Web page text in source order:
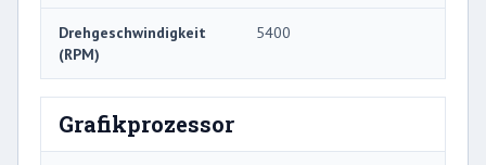
Drehgeschwindigkeit
(RPM)
5400
Grafikprozessor